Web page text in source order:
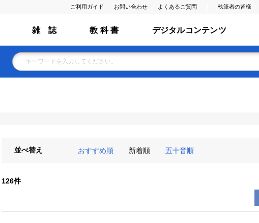
ご利用ガイド お問い合わせ よくあるご質問 執筆者の皆様
雑 誌 教 科 書 デジタルコンテンツ
並べ替え おすすめ順 新着順 五十音順
126件